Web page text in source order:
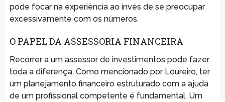
pode focar na experiência ao invés de se preocupar
excessivamente com os números.
O PAPEL DA ASSESSORIA FINANCEIRA
Recorrer a um assessor de investimentos pode fazer
toda a diferença. Como mencionado por Loureiro, ter
um planejamento financeiro estruturado com a ajuda
de um profissional competente é fundamental. Um